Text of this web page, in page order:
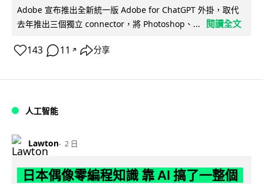
Adobe 宣布推出全新統一版 Adobe for ChatGPT 外掛，取代
去年推出三個獨立 connector，將 Photoshop、...
閱讀全文
143 11 ↗ 分享
人工智能
Lawton 2 日
日本偶像零編程知識 靠 AI 搞了一整個